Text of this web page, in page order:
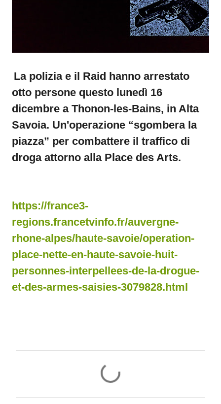
La polizia e il Raid hanno arrestato
otto persone questo lunedì 16
dicembre a Thonon-les-Bains, in Alta
Savoia. Un'operazione “sgombera la
piazza” per combattere il traffico di
droga attorno alla Place des Arts.
https://france3-
regions.francetvinfo.fr/auvergne-
rhone-alpes/haute-savoie/operation-
place-nette-en-haute-savoie-huit-
personnes-interpellees-de-la-drogue-
et-des-armes-saisies-3079828.html